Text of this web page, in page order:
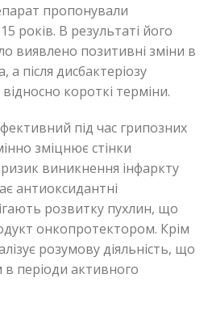
пропонували
років. В результаті його
виявлено позитивні зміни в
після дисбактеріозу
короткі терміни.
під час грипозних
зміцнює стінки
виникнення інфаркту
антиоксидантні
розвитку пухлин, що
онкопротектором. Крім
розумову діяльність, що
в періоди активного